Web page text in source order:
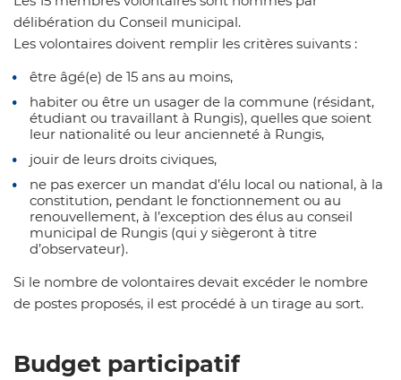
délibération du Conseil municipal.
Les volontaires doivent remplir les critères suivants :
être âgé(e) de 15 ans au moins,
habiter ou être un usager de la commune (résidant,
étudiant ou travaillant à Rungis), quelles que soient
leur nationalité ou leur ancienneté à Rungis,
jouir de leurs droits civiques,
ne pas exercer un mandat d’élu local ou national, à la
constitution, pendant le fonctionnement ou au
renouvellement, à l’exception des élus au conseil
municipal de Rungis (qui y siègeront à titre
d’observateur).
Si le nombre de volontaires devait excéder le nombre
de postes proposés, il est procédé à un tirage au sort.
Budget participatif